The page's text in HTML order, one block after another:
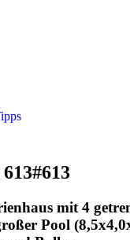
#613
mit 4
Pool